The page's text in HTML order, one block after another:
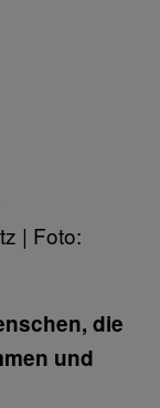
| Foto:
die
und